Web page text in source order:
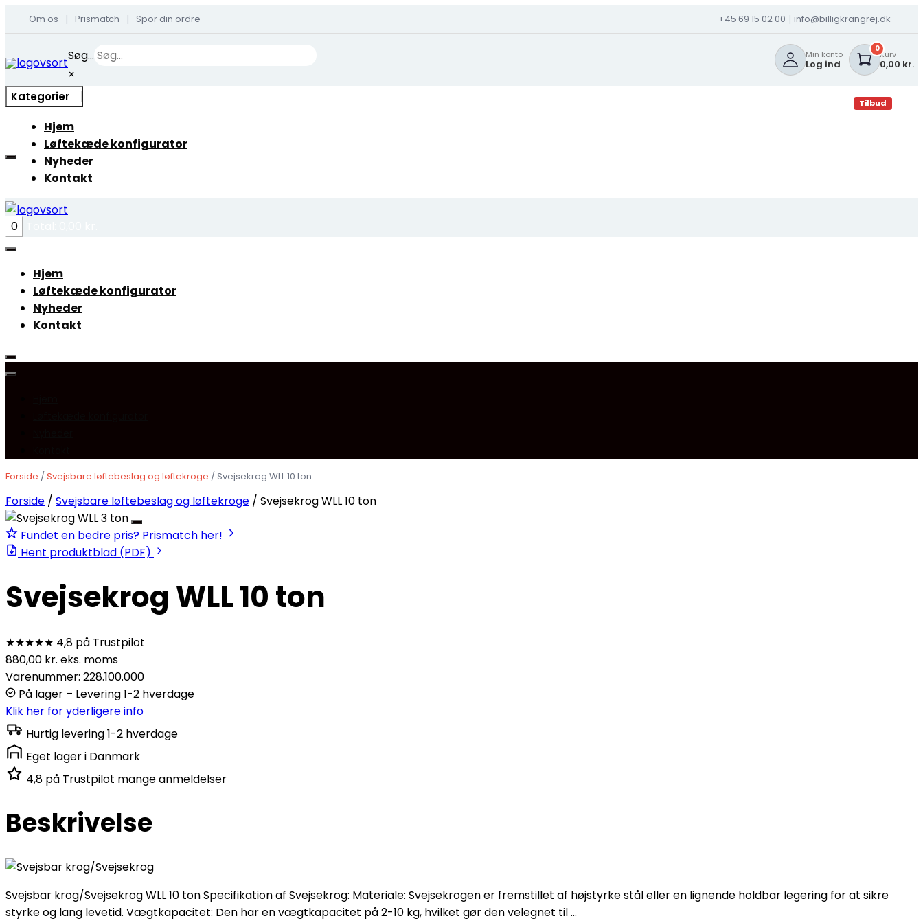
Om os | Prismatch | Spor din ordre +45 69 15 02 00 | info@billigkrangrej.dk
to
Søg...
×
Min konto
Log ind
0Kurv
0,00 kr.
Kategorier
Hjem
Løftekæde konfigurator
Nyheder
Kontakt
Tilbud
0
Hjem
Løftekæde konfigurator
Nyheder
Kontakt
Forside /Svejsbare løftebeslag og løftekroge / Svejsekrog WLL 10 ton
Forside / Svejsbare løftebeslag og løftekroge / Svejsekrog WLL 10 ton
Fundet en bedre pris? Prismatch her!
Hent produktblad (PDF)
Svejsekrog WLL 10 ton
★★★★★ 4,8 på Trustpilot
880,00 kr. eks. moms
Varenummer: 228.100.000
På lager – Levering 1-2 hverdage
Klik her for yderligere info
Hurtig levering1-2 hverdage
Eget lageri Danmark
4,8 på Trustpilot mange anmeldelser
Beskrivelse
Svejsbar krog/Svejsekrog WLL 10 ton Specifikation af Svejsekrog: Materiale: Svejsekrogen er fremstillet af højstyrke stål eller en lignende holdbar legering for at sikre
styrke og lang levetid. Vægtkapacitet: Den har en vægtkapacitet på 2-10 kg, hvilket gør den velegnet til ...